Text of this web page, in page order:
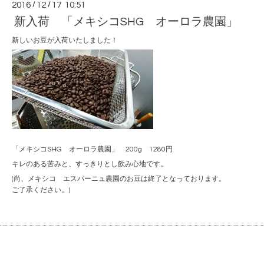
2016 / 12 / 17 10:51
新入荷 「メキシコSHG オーロラ農園」
新しいお豆が入荷いたしました！
「メキシコSHG オーロラ農園」 200g 1280円
キレのある苦みと、すっきりとし飲み心地です。
(尚、メキシコ エスパーニュ農園のお豆は終了となっております。
ご了承ください。)